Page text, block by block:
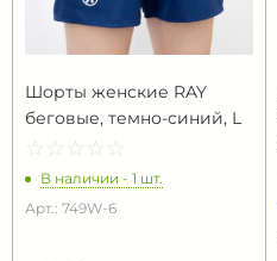
Шорты женские RAY
беговые, темно-синий, L
☆ ☆ ☆ ☆ ☆
★ ★ ★ ★ ★
В наличии - 1 шт.
Арт.: 749W-6